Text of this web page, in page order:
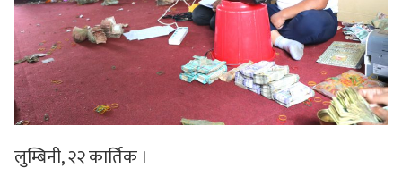
लुम्बिनी, २२ कार्तिक ।